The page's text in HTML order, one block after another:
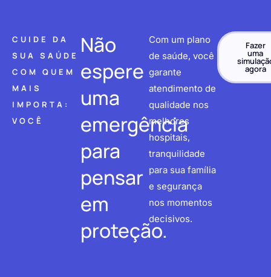
CUIDE DA
SUA SAÚDE
COM QUEM
MAIS
IMPORTA:
VOCÊ
Não
espere
uma
emergência
para
pensar
em
proteção.
Com um plano
de saúde, você
garante
atendimento de
qualidade nos
melhores
hospitais,
tranquilidade
para sua família
e segurança
nos momentos
decisivos.
Fazer
uma
agora